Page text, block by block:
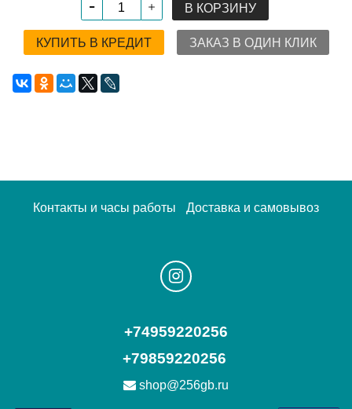
В КОРЗИНУ
КУПИТЬ В КРЕДИТ ЗАКАЗ В ОДИН КЛИК
Контакты и часы работы Доставка и самовывоз
+74959220256
+79859220256
shop@256gb.ru